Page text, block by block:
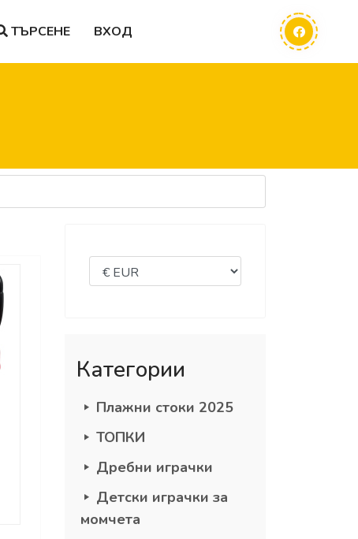
ТЪРСЕНЕ ВХОД
Категории
Плажни стоки 2025
ТОПКИ
Дребни играчки
Детски играчки за
момчета